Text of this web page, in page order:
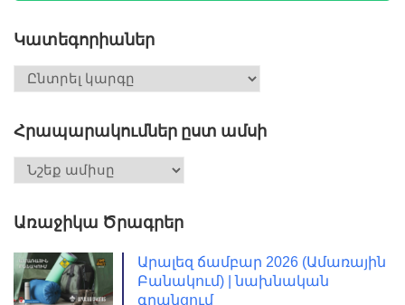
Կատեգորիաներ
Հրապարակումներ ըստ ամսի
Առաջիկա Ծրագրեր
Արալեզ ճամբար 2026 (Ամառային
Բանակում) | նախնական
գրանցում